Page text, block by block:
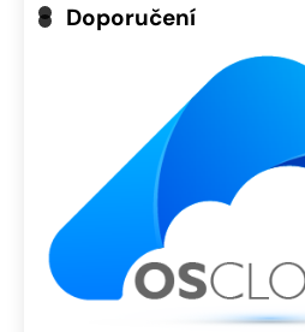
Doporučení